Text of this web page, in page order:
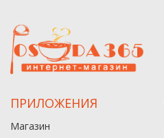
ПРИЛОЖЕНИЯ
Магазин